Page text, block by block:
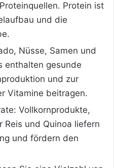
Protein ist
und die
Nüsse, Samen und
enthalten gesunde
und zur
Vitamine beitragen.
Vollkornprodukte,
Reis und Quinoa liefern
und fördern den